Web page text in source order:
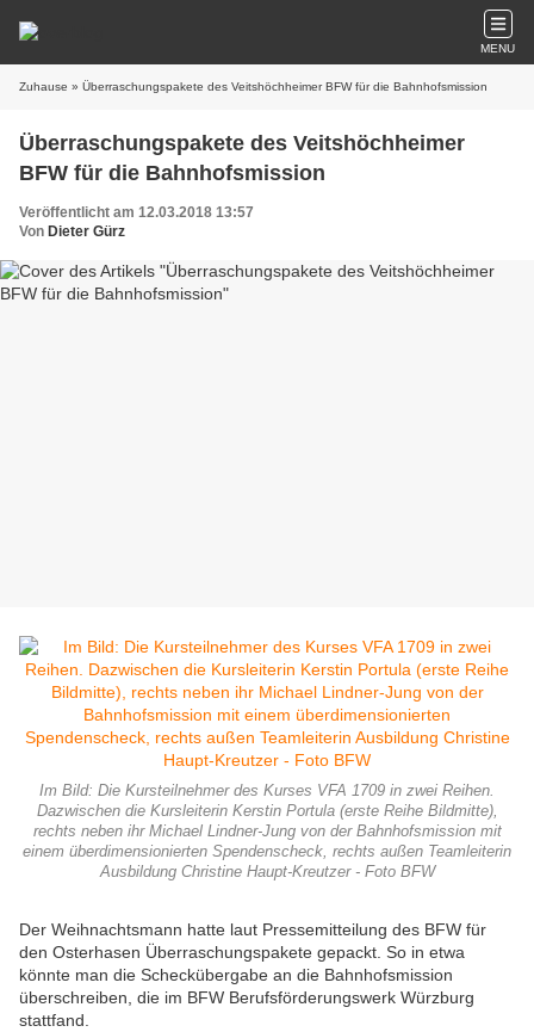
MENU
Zuhause » Überraschungspakete des Veitshöchheimer BFW für die Bahnhofsmission
Überraschungspakete des Veitshöchheimer
BFW für die Bahnhofsmission
Veröffentlicht am 12.03.2018 13:57
Von Dieter Gürz
Im Bild: Die Kursteilnehmer des Kurses VFA 1709 in zwei Reihen.
Dazwischen die Kursleiterin Kerstin Portula (erste Reihe Bildmitte),
rechts neben ihr Michael Lindner-Jung von der Bahnhofsmission mit
einem überdimensionierten Spendenscheck, rechts außen Teamleiterin
Ausbildung Christine Haupt-Kreutzer - Foto BFW
Der Weihnachtsmann hatte laut Pressemitteilung des BFW für
den Osterhasen Überraschungspakete gepackt. So in etwa
könnte man die Scheckübergabe an die Bahnhofsmission
überschreiben, die im BFW Berufsförderungswerk Würzburg
stattfand.